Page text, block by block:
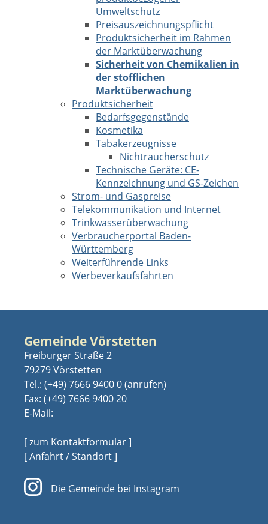
Umweltschutz
Preisauszeichnungspflicht
Produktsicherheit im Rahmen
der Marktüberwachung
Sicherheit von Chemikalien in
der stofflichen
Marktüberwachung
Produktsicherheit
Bedarfsgegenstände
Kosmetika
Tabakerzeugnisse
Nichtraucherschutz
Technische Geräte: CE-
Kennzeichnung und GS-Zeichen
Strom- und Gaspreise
Telekommunikation und Internet
Trinkwasserüberwachung
Verbraucherportal Baden-
Württemberg
Weiterführende Links
Werbeverkaufsfahrten
Gemeinde Vörstetten
Freiburger Straße 2
79279 Vörstetten
Tel.: (+49) 7666 9400 0
Fax: (+49) 7666 9400 20
E-Mail:
[ zum Kontaktformular ]
[ Anfahrt / Standort ]
Die Gemeinde bei Instagram